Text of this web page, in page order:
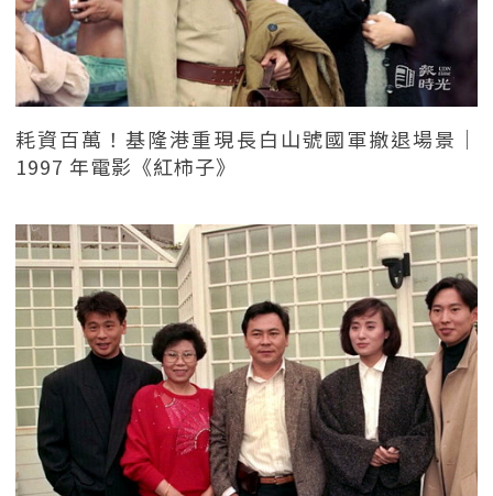
耗資百萬！基隆港重現長白山號國軍撤退場景｜
1997 年電影《紅柿子》